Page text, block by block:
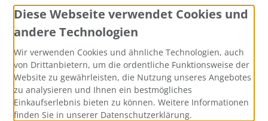
Zahlungsmethoden
Social Media
Diese Webseite verwendet Cookies und
andere Technologien
Wir verwenden Cookies und ähnliche Technologien, auch
von Drittanbietern, um die ordentliche Funktionsweise der
Website zu gewährleisten, die Nutzung unseres Angebotes
zu analysieren und Ihnen ein bestmögliches
Einkaufserlebnis bieten zu können. Weitere Informationen
finden Sie in unserer Datenschutzerklärung.